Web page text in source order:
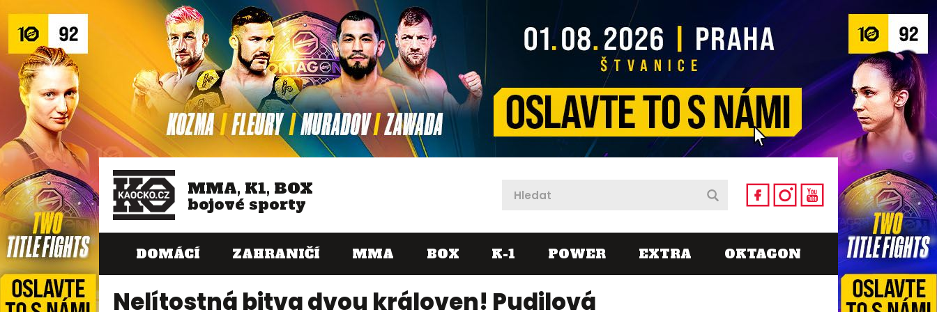
MMA, K1, BOX
bojové sporty
DOMÁCÍ ZAHRANIČÍ MMA BOX K-1 POWER EXTRA OKTAGON
Nelítostná bitva dvou královen! Pudilová